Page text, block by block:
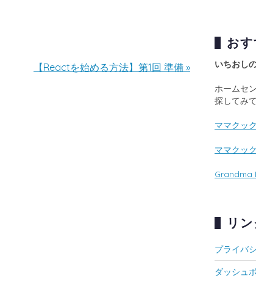
【Reactを始める方法】第1回 準備 »
お
いちおし
ホームセ
ママクッ
ママクッ
Grandma
リン
プライバ
ダッシュ